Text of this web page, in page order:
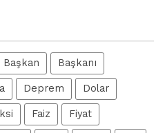
Başkan Başkanı
Deprem Dolar
Faiz Fiyat